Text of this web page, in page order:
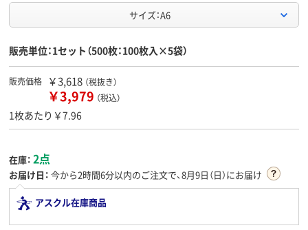
サイズ：A6
販売単位：1セット（500枚：100枚入×5袋）
販売価格 ￥3,618 （税抜き）
￥3,979 （税込）
1枚あたり￥7.96
在庫： 2点
お届け日： 今から2時間6分以内のご注文で、8月9日（日）にお届け
アスクル在庫商品